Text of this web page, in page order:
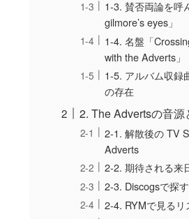
1-3. 賛否両論を呼
gilmore’s eyes」
1-4. 名盤「
with the Adverts」
1-5. アルバム収録
の存在
2. The Advertsの音源
2-1. 解散後の TV
Adverts
2-2. 期待される来
2-3. Discogsで探
2-4. RYMで見る